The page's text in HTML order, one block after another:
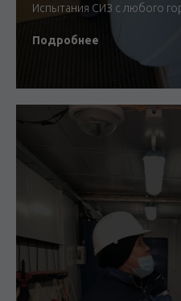
Испытания СИЗ с любого
Подробнее